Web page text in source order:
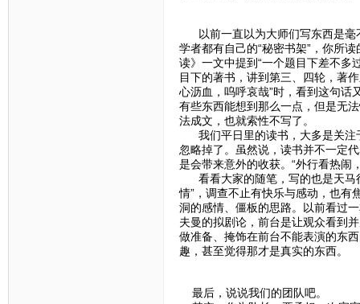
以前一直以为大师们写东西是毫
学者都有自己的“秘密书架”，你所
读》一文中提到“一个题目下差不多
目下的著书，讲到第三、四轮，著
心沥血，呜呼哀哉”时，看到这句话
有些东西能想到那么一点，但是无
法成文，也就索性不写了。
我们平日里的读书，大多是关注
忽略掉了。虽然说，读书并不一定
是会带来意外的收获。“外行看热闹
看看大家的随笔，写的也是天马
情”，调查不止有快乐与感动，也有
洞的感情、僵板的思路。以前看过
夫曼的拟剧论，前台是让观众看到
做准备、掩饰在前台不能表演的东
趣，甚至觉得那才是真实的东西。
最后，说说我们的团队吧。